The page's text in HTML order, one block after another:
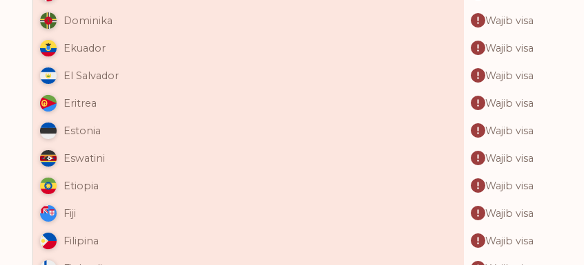
Dominika Wajib visa
Ekuador Wajib visa
El Salvador Wajib visa
Eritrea Wajib visa
Estonia Wajib visa
Eswatini Wajib visa
Etiopia Wajib visa
Fiji Wajib visa
Filipina Wajib visa